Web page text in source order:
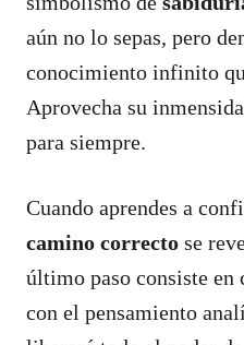
aún no lo sepas, pero
conocimiento infinito
Aprovecha su
para siempre.
Cuando aprendes a
camino correcto se
último paso consiste
con el pensamiento